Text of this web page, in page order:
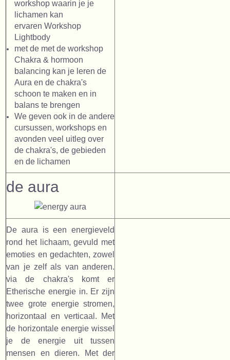
workshop waarin je je
lichamen kan
ervarenWorkshop
Lightbody
met de met de workshop
Chakra & hormoon
balancing kan je leren de
Aura en de chakra's
schoon te maken en in
balans te brengen
We geven ook in de andere
cursussen, workshops en
avonden veel uitleg over
de chakra's, de gebieden
en de lichamen
de aura
De aura is een energieveld
rond het lichaam, gevuld met
emoties en gedachten, zowel
van je zelf als van anderen.
via de chakra's komt er
Etherische energie in. Er zijn
twee grote energie stromen,
horizontaal en verticaal. Met
de horizontale energie wissel
je de energie uit tussen
mensen en dieren. Met der